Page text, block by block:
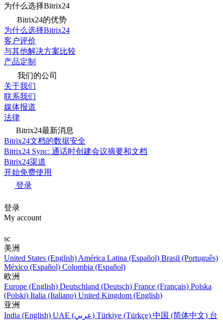
为什么选择Bitrix24
Bitrix24的优势
为什么选择Bitrix24
客户评价
与其他解决方案比较
产品定制
我们的公司
关于我们
联系我们
媒体报道
法律
Bitrix24最新消息
Bitrix24文档的数据安全
Bitrix24 Sync: 通话时创建会议摘要和文档
Bitrix24渠道
开始免费使用
登录
登录
My account
sc
美洲
United States (English) América Latina (Español) Brasil (Português)
México (Español) Colombia (Español)
欧洲
Europe (English) Deutschland (Deutsch) France (Français) Polska
(Polski) Italia (Italiano) United Kingdom (English)
亚洲
India (English)
UAE (عربي) Türkiye (Türkçe) 中国 (简体中文) 台